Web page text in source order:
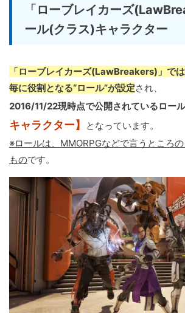
「ローブレイカーズ
ール(クラス)キャラクター
「ローブレイカーズ(LawBreakers)」で
毎に役割となる“ロール”が設定され、
2016/11/22現時点で公開されているロー
キャラクター】
となっています。
※ロールは、MMORPGなどで言うところ
ものです。